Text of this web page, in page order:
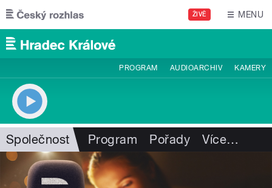
Přejít k hlavnímu obsahu
ŽIVĚ MENU
PROGRAM AUDIOARCHIV KAMERY
Společnost Program Pořady Více…